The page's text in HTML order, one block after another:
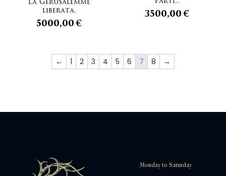
liberata.
5000,00€
3500,00€
← 1 2 3 4 5 6 7 8 →
Monday to Saturday